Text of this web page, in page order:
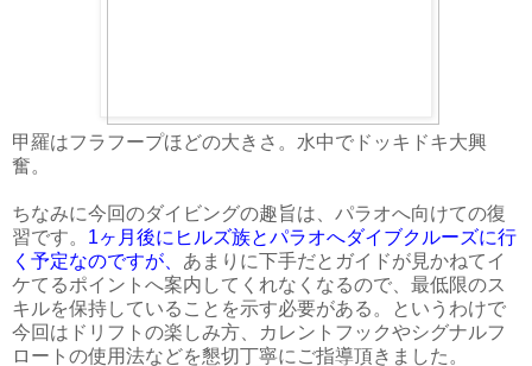
甲羅はフラフープほどの大きさ。水中でドッキドキ大興
奮。
ちなみに今回のダイビングの趣旨は、パラオへ向けての復
習です。 1ヶ月後にヒルズ族とパラオへダイブクルーズに行
く予定なのですが、 あまりに下手だとガイドが見かねてイ
ケてるポイントへ案内してくれなくなるので、最低限のス
キルを保持していることを示す必要がある。というわけで
今回はドリフトの楽しみ方、カレントフックやシグナルフ
ロートの使用法などを懇切丁寧にご指導頂きました。